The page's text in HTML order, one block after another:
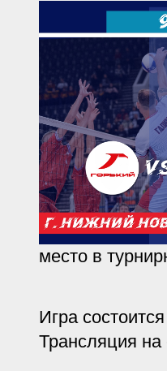
место в
Игра
Трансляция